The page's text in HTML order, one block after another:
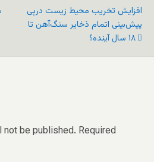
افزایش تخریب محیط زیست درپی
پیش‌بینی اتمام ذخایر سنگ‌آهن تا
۱۸ سال آینده؟
not be published. Required